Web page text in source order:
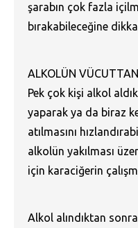
şarabın çok fazla
bırakabileceğine
ALKOLÜN
Pek çok kişi alkol
yaparak ya da biraz
atılmasını
alkolün yakılması
için karaciğerin
Alkol alındıktan